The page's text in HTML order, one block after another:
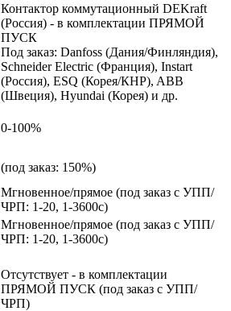
Контактор коммутационный DEKraft
(Россия) - в комплектации ПРЯМОЙ
ПУСК
Под заказ: Danfoss (Дания/Финляндия),
Schneider Electric (Франция), Instart
(Россия), ESQ (Корея/КНР), ABB
(Швеция), Hyundai (Корея) и др.
0-100%
(под заказ: 150%)
Мгновенное/прямое (под заказ с УПП/
ЧРП: 1-20, 1-3600с)
Мгновенное/прямое (под заказ с УПП/
ЧРП: 1-20, 1-3600с)
Отсутствует - в комплектации
ПРЯМОЙ ПУСК (под заказ с УПП/
ЧРП)